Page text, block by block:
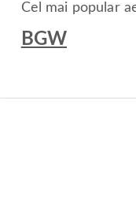
Cel mai popular
BGW